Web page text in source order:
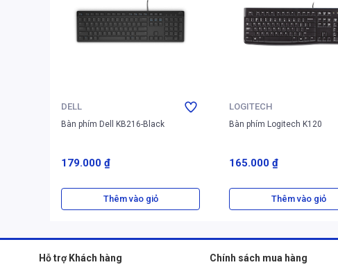
Thiết kế chắc chắn của bàn phím
còn được trang bị
biểu tượng cho sự đẳng cấp. Trọng lượng và kích thước được
vững vị trí trên bàn, tránh xê dịch trong những pha xử lý
có sự kết hợp hoàn hảo giữa thẩm mỹ và công năng.
2. Red Switch mang lại trải nghiệm gõ mượt mà, tốc
nhờ đặc tính tuyến tính mượt mà. Với lực nhấn nhẹ và không
nhanh trên phím, thực hiện các thao tác liên tiếp mà không
tựa game yêu cầu tốc độ và sự chính xác cao, giúp người chơi
Trải nghiệm gõ phím êm ái, không gây mỏi tay khi sử dụng trong
DELL
Bàn phím Dell KB216-Black
179.000 ₫
Thêm vào giỏ
LOGITECH
Bàn phím Logitech K120
165.000 ₫
Thêm vào giỏ
Hỗ trợ Khách hàng Chính sách mua hàng